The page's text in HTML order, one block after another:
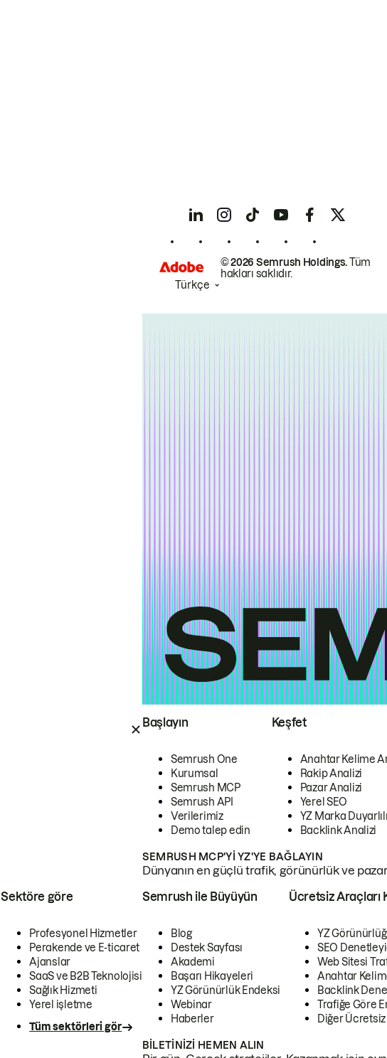
Başlayın
Semrush One
Kurumsal
Semrush MCP
Semrush API
Verilerimiz
Demo talep edin
Keşfet
Anahtar Kelime
Rakip Analizi
Pazar Analizi
Yerel SEO
YZ Marka
Backlink Analizi
SEMRUSH MCP'YI YZ'YE BAĞLAYIN
Dünyanın en güçlü trafik, görünürlük ve
Sektöre göre
Profesyonel Hizmetler
Perakende ve E-ticaret
Ajanslar
SaaS ve B2B Teknolojisi
Sağlık Hizmeti
Yerel işletme
Tüm sektörleri gör
Semrush ile Büyüyün
Blog
Destek Sayfası
Akademi
Başarı Hikayeleri
YZ Görünürlük Endeksi
Webinar
Haberler
Ücretsiz Araçları
YZ
SEO
Web Sitesi
Anahtar
Backlink
Trafiğe Göre
Diğer
BILETINIZI HEMEN ALIN
© 2026 Semrush Holdings.Tüm
hakları saklıdır.
Türkçe